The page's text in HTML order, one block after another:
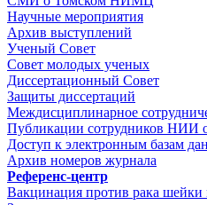
Научные мероприятия
Архив выступлений
Ученый Совет
Совет молодых ученых
Диссертационный Совет
Защиты диссертаций
Междисциплинарное
Публикации сотрудников НИИ
Доступ к электронным базам
Архив номеров журнала
Референс-центр
Вакцинация против рака шейки